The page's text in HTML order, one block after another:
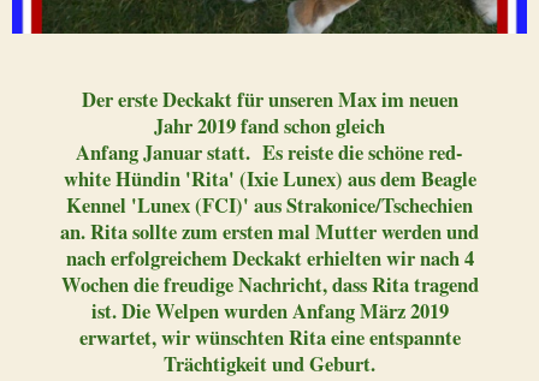
Der erste Deckakt für unseren Max im neuen
Jahr 2019 fand schon gleich
Anfang Januar statt. Es reiste die schöne red-
white Hündin 'Rita' (Ixie Lunex) aus dem Beagle
Kennel 'Lunex (FCI)' aus Strakonice/Tschechien
an. Rita sollte zum ersten mal Mutter werden und
nach erfolgreichem Deckakt erhielten wir nach 4
Wochen die freudige Nachricht, dass Rita tragend
ist. Die Welpen wurden Anfang März 2019
erwartet, wir wünschten Rita eine entspannte
Trächtigkeit und Geburt.